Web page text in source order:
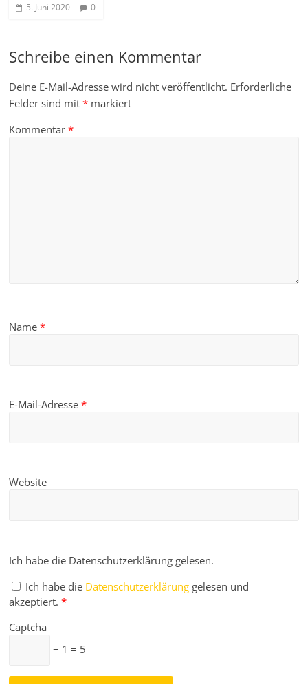
5. Juni 2020 0
Schreibe einen Kommentar
Deine E-Mail-Adresse wird nicht veröffentlicht. Erforderliche
Felder sind mit* markiert
Kommentar*
Name*
E-Mail-Adresse*
Website
Ich habe die Datenschutzerklärung gelesen.
Ich habe die Datenschutzerklärung gelesen und
akzeptiert. *
Captcha
− 1 = 5